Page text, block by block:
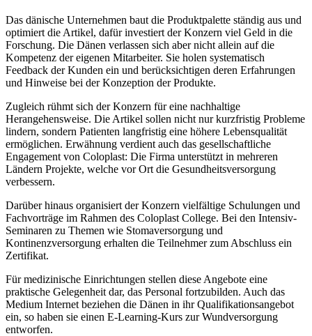
Das dänische Unternehmen baut die Produktpalette ständig aus und
optimiert die Artikel, dafür investiert der Konzern viel Geld in die
Forschung. Die Dänen verlassen sich aber nicht allein auf die
Kompetenz der eigenen Mitarbeiter. Sie holen systematisch
Feedback der Kunden ein und berücksichtigen deren Erfahrungen
und Hinweise bei der Konzeption der Produkte.
Zugleich rühmt sich der Konzern für eine nachhaltige
Herangehensweise. Die Artikel sollen nicht nur kurzfristig Probleme
lindern, sondern Patienten langfristig eine höhere Lebensqualität
ermöglichen. Erwähnung verdient auch das gesellschaftliche
Engagement von Coloplast: Die Firma unterstützt in mehreren
Ländern Projekte, welche vor Ort die Gesundheitsversorgung
verbessern.
Darüber hinaus organisiert der Konzern vielfältige Schulungen und
Fachvorträge im Rahmen des Coloplast College. Bei den Intensiv-
Seminaren zu Themen wie Stomaversorgung und
Kontinenzversorgung erhalten die Teilnehmer zum Abschluss ein
Zertifikat.
Für medizinische Einrichtungen stellen diese Angebote eine
praktische Gelegenheit dar, das Personal fortzubilden. Auch das
Medium Internet beziehen die Dänen in ihr Qualifikationsangebot
ein, so haben sie einen E-Learning-Kurs zur Wundversorgung
entworfen.